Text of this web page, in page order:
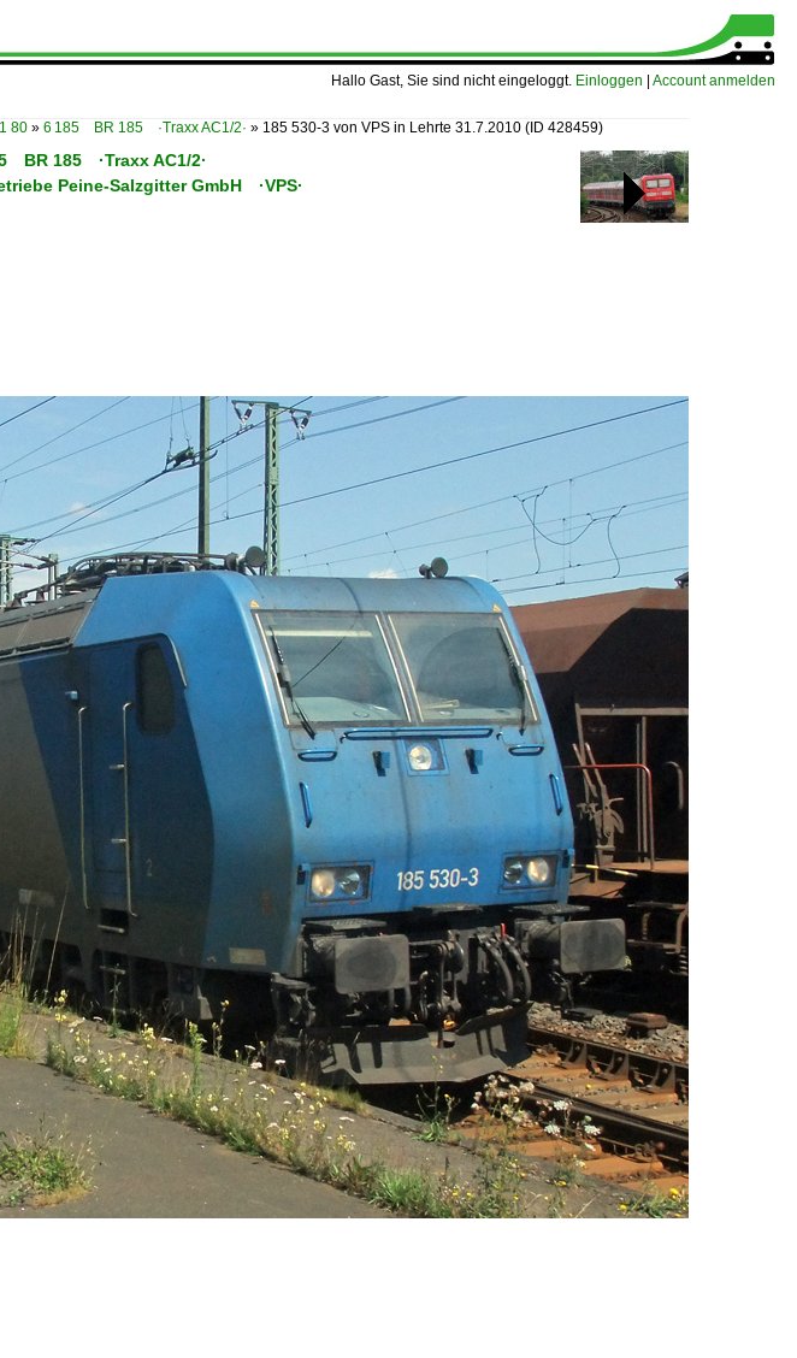
Hallo Gast, Sie sind nicht eingeloggt. Einloggen Account anmelden
80 » 6 185 BR 185 ·Traxx AC1/2· » 185 530-3 von VPS in Lehrte 31.7.2010 (ID 428459)
BR 185 ·Traxx AC1/2·
Peine-Salzgitter GmbH ·VPS·